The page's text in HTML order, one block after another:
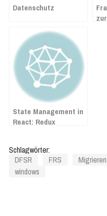
Datenschutz
zur
State Management in
React: Redux
Schlagwörter:
DFSR
FRS Migrieren
windows